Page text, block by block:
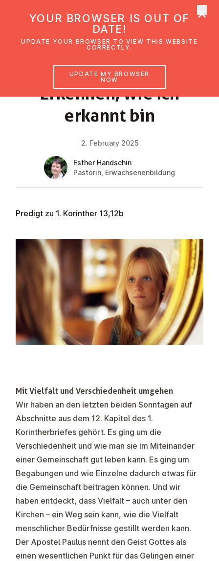
Erkennen, wie ich
erkannt bin
FAITH IMPULSE
2. February 2025
Esther Handschin
Pastorin, Erwachsenenbildung
Predigt zu 1. Korinther 13,12b
Mit Vielfalt und Verschiedenheit umgehen
Wir haben an den letzten beiden Sonntagen auf
Abschnitte aus dem 12. Kapitel des 1.
Korintherbriefes gehört. Es ging um die
Verschiedenheit und wie man sie im Miteinander
einer Gemeinschaft gut leben kann. Es ging um
Begabungen und wie Einzelne dadurch etwas für
die Gemeinschaft beitragen können. Und wir
haben entdeckt, dass Vielfalt – auch unter den
Kirchen – ein Weg sein kann, wie die Vielfalt
menschlicher Bedürfnisse gestillt werden kann.
Der Apostel Paulus nennt den Geist Gottes als
einen wesentlichen Punkt für das Gelingen einer
YOUR BROWSER IS OUT OF
DATE!
UPDATE YOUR BROWSER TO VIEW THIS WEBSITE
CORRECTLY.
UPDATE MY BROWSER
NOW
×